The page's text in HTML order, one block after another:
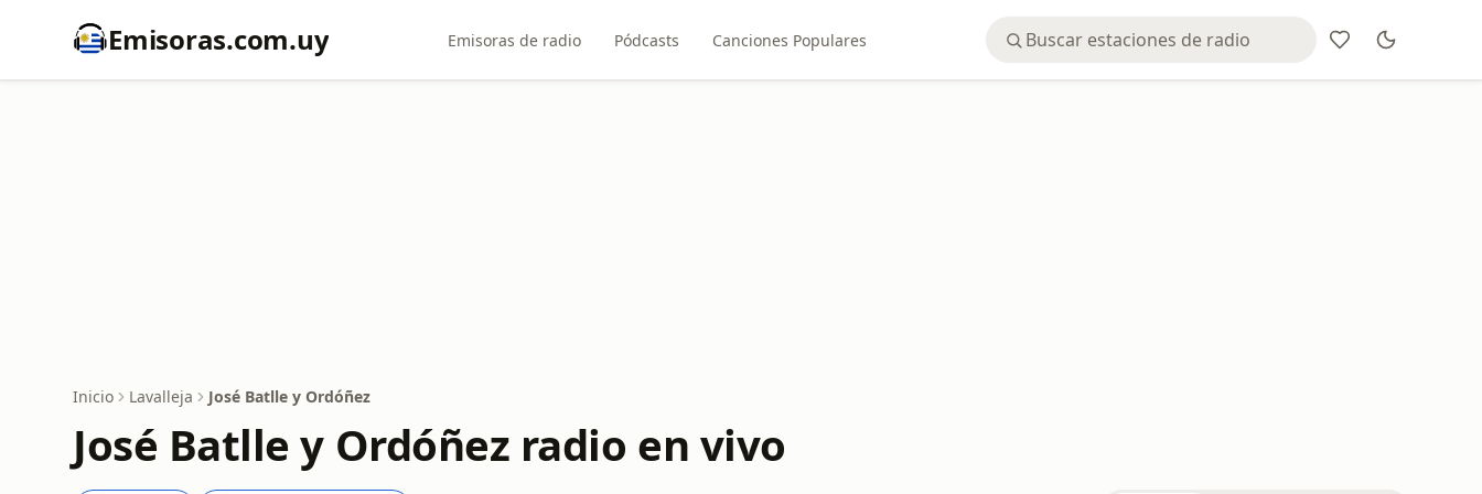
Emisoras.com.uy Emisoras de radio Pódcasts Canciones Populares
Inicio Lavalleja José Batlle y Ordóñez
José Batlle y Ordóñez radio en vivo